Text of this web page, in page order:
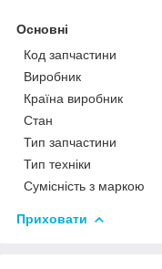
Основні
Код запчастини
Виробник
Країна виробник
Стан
Тип запчастини
Тип техніки
Сумісність з маркою
Приховати